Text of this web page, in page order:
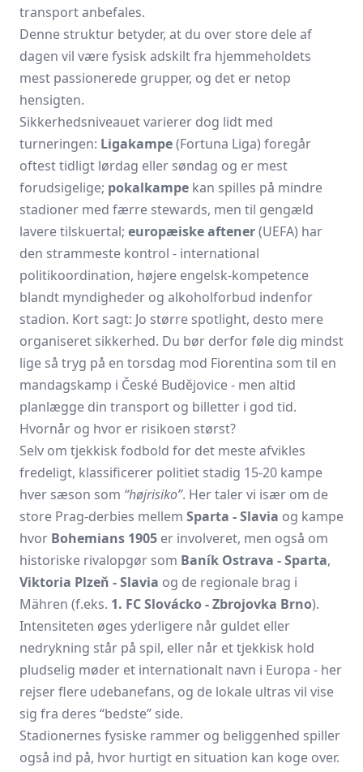
transport anbefales.
Denne struktur betyder, at du over store dele af
dagen vil være fysisk adskilt fra hjemmeholdets
mest passionerede grupper, og det er netop
hensigten.
Sikkerhedsniveauet varierer dog lidt med
turneringen: Ligakampe(Fortuna Liga) foregår
oftest tidligt lørdag eller søndag og er mest
forudsigelige; pokalkampe kan spilles på mindre
stadioner med færre stewards, men til gengæld
lavere tilskuertal; europæiske aftener(UEFA) har
den strammeste kontrol - international
politikoordination, højere engelsk-kompetence
blandt myndigheder og alkoholforbud indenfor
stadion. Kort sagt: Jo større spotlight, desto mere
organiseret sikkerhed. Du bør derfor føle dig mindst
lige så tryg på en torsdag mod Fiorentina som til en
mandagskamp i České Budějovice - men altid
planlægge din transport og billetter i god tid.
Hvornår og hvor er risikoen størst?
Selv om tjekkisk fodbold for det meste afvikles
fredeligt, klassificerer politiet stadig 15-20 kampe
hver sæson som “højrisiko”. Her taler vi især om de
store Prag-derbies mellem Sparta - Slavia og kampe
hvor Bohemians 1905 er involveret, men også om
historiske rivalopgør som Baník Ostrava - Sparta,
Viktoria Plzeň - Slavia og de regionale brag i
Mähren (f.eks. 1. FC Slovácko- Zbrojovka Brno).
Intensiteten øges yderligere når guldet eller
nedrykning står på spil, eller når et tjekkisk hold
pludselig møder et internationalt navn i Europa - her
rejser flere udebanefans, og de lokale ultras vil vise
sig fra deres “bedste” side.
Stadionernes fysiske rammer og beliggenhed spiller
også ind på, hvor hurtigt en situation kan koge over.